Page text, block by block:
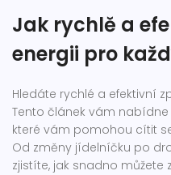
Jak rychlě a
energii pro
Hledáte rychlé a efektivní
Tento článek vám nabídne
které vám pomohou cítit
Od změny jídelníčku po
zjistíte, jak snadno můžete